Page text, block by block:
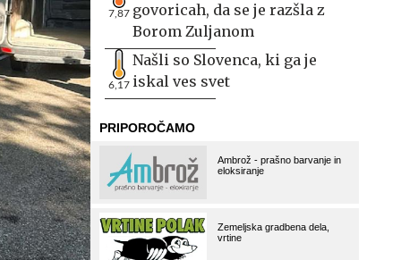
7,87 govoricah, da se je razšla z
Borom Zuljanom
6,17
Našli so Slovenca, ki ga je
iskal ves svet